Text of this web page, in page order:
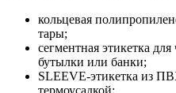
кольцевая
тары;
сегментная этикетка
бутылки или банки;
SLEEVE-этикетка из
термоусадкой;